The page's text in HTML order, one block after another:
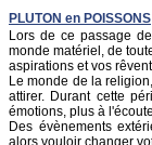
PLUTON en POISSONS
Lors de ce passage
monde matériel, de
aspirations et vos
Le monde de la
attirer. Durant cette
émotions, plus à
Des évènements
alors vouloir changer